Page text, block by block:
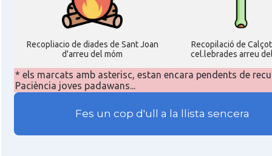
Recopliacio de diades de Sant Joan
d'arreu del móm
Recopilació de
cel.lebrades arreu
* els marcats amb asterisc, estan encara pendents de
Paciència joves padawans...
Fes un cop d'ull a la llista sencera